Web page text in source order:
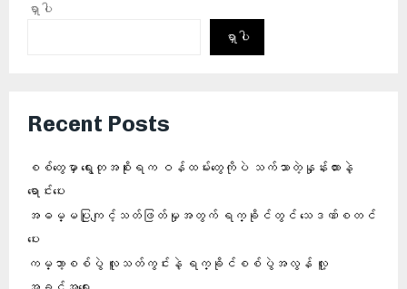
ရှာပါ
ရှာပါ
Recent Posts
စစ်တွေမှာ ရွေးတုအစိုးရက ဝန်ထမ်းတွေကိုပဲ သက်သာတဲ့နှုန်းထားနဲ့
ရောင်းပေး
အဓမ္မပြုကျင့်သတ်ဖြတ်မှုအတွက် ရက္ခိုင်တွင် သေဒဏ်စတင်
ပေး
ကမ္ဘာ့စစ်ပွဲ လူသတ်ကွင်းနဲ့ ရက္ခိုင်စစ်ပွဲအလွန် လူ့